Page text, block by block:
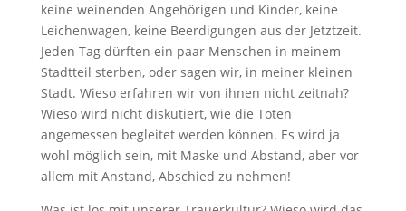
keine weinenden Angehörigen und Kinder, keine
Leichenwagen, keine Beerdigungen aus der Jetztzeit.
Jeden Tag dürften ein paar Menschen in meinem
Stadtteil sterben, oder sagen wir, in meiner kleinen
Stadt. Wieso erfahren wir von ihnen nicht zeitnah?
Wieso wird nicht diskutiert, wie die Toten
angemessen begleitet werden können. Es wird ja
wohl möglich sein, mit Maske und Abstand, aber vor
allem mit Anstand, Abschied zu nehmen!